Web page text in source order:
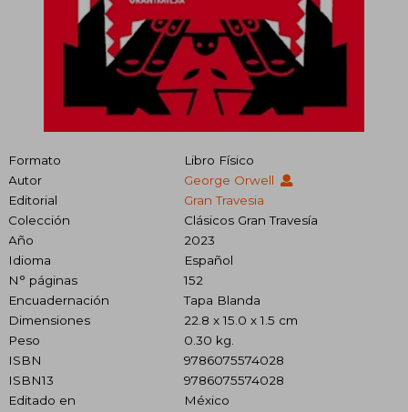
Formato
Libro Físico
Autor
George Orwell
Editorial
Gran Travesia
Colección
Clásicos Gran Travesía
Año
2023
Idioma
Español
N° páginas
152
Encuadernación
Tapa Blanda
Dimensiones
22.8 x 15.0 x 1.5 cm
Peso
0.30 kg.
ISBN
9786075574028
ISBN13
9786075574028
Editado en
México